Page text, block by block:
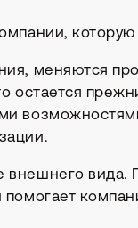
которую
меняются
остается
вида.
помогает